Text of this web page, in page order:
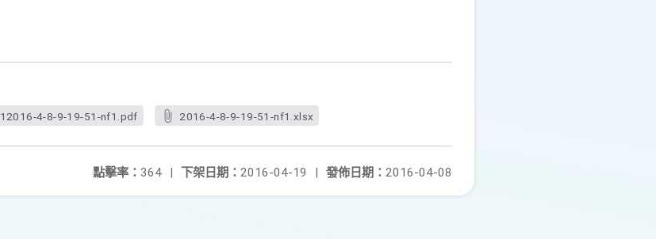
12016-4-8-9-19-51-nf1.pdf 2016-4-8-9-19-51-nf1.xlsx
發佈日期： 2016-04-08
下架日期： 2016-04-19 |
點擊率： 364 |